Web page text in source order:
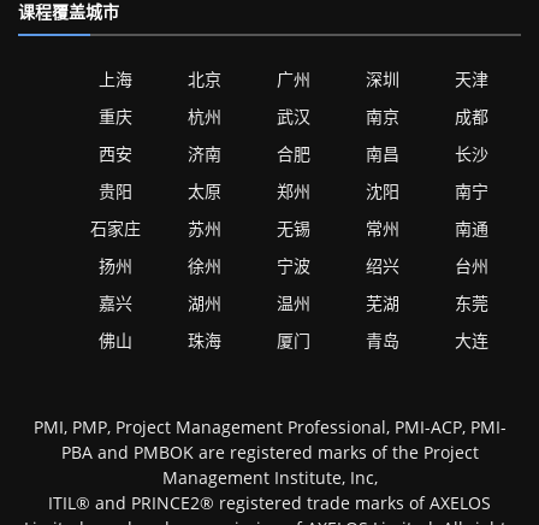
课程覆盖城市
上海 北京 广州 深圳
天津
重庆
杭州 武汉 南京
成都
西安
济南 合肥 南昌
长沙
贵阳
太原 郑州 沈阳
南宁
石家庄
苏州 无锡 常州
南通
扬州
徐州 宁波 绍兴
台州
嘉兴
湖州 温州 芜湖
东莞
佛山
珠海 厦门 青岛 大连
PMI, PMP, Project Management Professional, PMI-ACP, PMI-
PBA and PMBOK are registered marks of the Project
Management Institute, Inc,
ITIL® and PRINCE2® registered trade marks of AXELOS